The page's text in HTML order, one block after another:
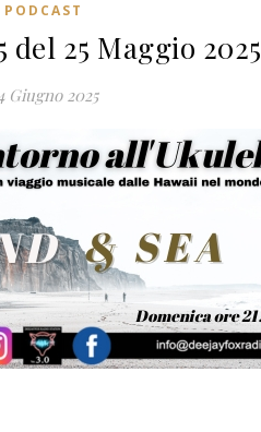
PODCAST
del 25 Maggio 2025
Giugno 2025